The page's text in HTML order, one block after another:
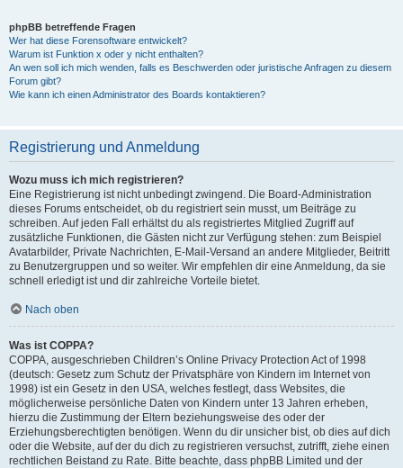
phpBB betreffende Fragen
Wer hat diese Forensoftware entwickelt?
Warum ist Funktion x oder y nicht enthalten?
An wen soll ich mich wenden, falls es Beschwerden oder juristische Anfragen zu diesem
Forum gibt?
Wie kann ich einen Administrator des Boards kontaktieren?
Registrierung und Anmeldung
Wozu muss ich mich registrieren?
Eine Registrierung ist nicht unbedingt zwingend. Die Board-Administration
dieses Forums entscheidet, ob du registriert sein musst, um Beiträge zu
schreiben. Auf jeden Fall erhältst du als registriertes Mitglied Zugriff auf
zusätzliche Funktionen, die Gästen nicht zur Verfügung stehen: zum Beispiel
Avatarbilder, Private Nachrichten, E-Mail-Versand an andere Mitglieder, Beitritt
zu Benutzergruppen und so weiter. Wir empfehlen dir eine Anmeldung, da sie
schnell erledigt ist und dir zahlreiche Vorteile bietet.
Nach oben
Was ist COPPA?
COPPA, ausgeschrieben Children’s Online Privacy Protection Act of 1998
(deutsch: Gesetz zum Schutz der Privatsphäre von Kindern im Internet von
1998) ist ein Gesetz in den USA, welches festlegt, dass Websites, die
möglicherweise persönliche Daten von Kindern unter 13 Jahren erheben,
hierzu die Zustimmung der Eltern beziehungsweise des oder der
Erziehungsberechtigten benötigen. Wenn du dir unsicher bist, ob dies auf dich
oder die Website, auf der du dich zu registrieren versuchst, zutrifft, ziehe einen
rechtlichen Beistand zu Rate. Bitte beachte, dass phpBB Limited und der